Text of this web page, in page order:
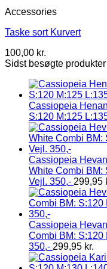
Accessories
Taske sort Kurvert
100,00 kr.
Sidst besøgte produkter
Cassiopeia
S:120 M:125
Cassiopeia
White Combi BM:
Vejl. 350,- 299,95
Cassiopeia
Combi BM: S:120
350,- 299,95 kr.